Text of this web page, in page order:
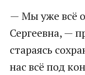
— Мы уже всё
Сергеевна, —
стараясь
нас всё под